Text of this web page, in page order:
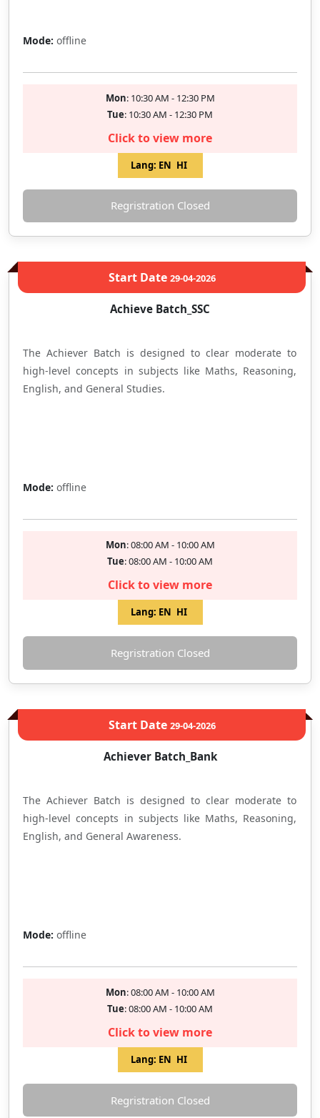
Mode: offline
Mon: 10:30 AM - 12:30 PM
Tue: 10:30 AM - 12:30 PM
Click to view more
Lang: EN HI
Regristration Closed
Start Date 29-04-2026
Achieve Batch_SSC
The Achiever Batch is designed to clear moderate to
high-level concepts in subjects like Maths, Reasoning,
English, and General Studies.
Mode: offline
Mon: 08:00 AM - 10:00 AM
Tue: 08:00 AM - 10:00 AM
Click to view more
Lang: EN HI
Regristration Closed
Start Date 29-04-2026
Achiever Batch_Bank
The Achiever Batch is designed to clear moderate to
high-level concepts in subjects like Maths, Reasoning,
English, and General Awareness.
Mode: offline
Mon: 08:00 AM - 10:00 AM
Tue: 08:00 AM - 10:00 AM
Click to view more
Lang: EN HI
Regristration Closed